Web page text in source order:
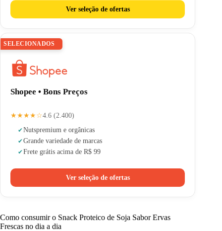
Ver seleção de ofertas
SELECIONADOS
Shopee • Bons Preços
★★★★☆4.6 (2.400)
Nutspremium e orgânicas
Grande variedade de marcas
Frete grátis acima de R$ 99
Ver seleção de ofertas
Como consumir o Snack Proteico de Soja Sabor Ervas
Frescas no dia a dia